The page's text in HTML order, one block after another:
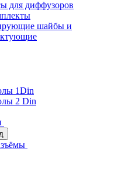
для диффузоров
шайбы и
1Din
2 Din